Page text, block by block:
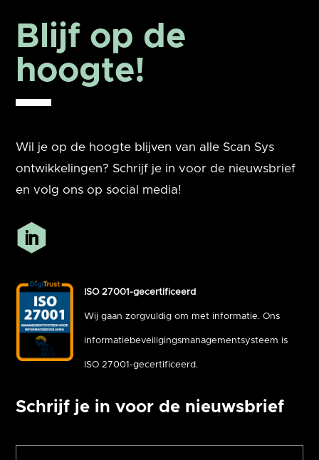
Blijf op de
hoogte!
Wil je op de hoogte blijven van alle Scan Sys
ontwikkelingen? Schrijf je in voor de nieuwsbrief
en volg ons op social media!
ISO 27001-gecertificeerd
Wij gaan zorgvuldig om met informatie. Ons
informatiebeveiligingsmanagementsysteem is
ISO 27001-gecertificeerd.
Schrijf je in voor de nieuwsbrief